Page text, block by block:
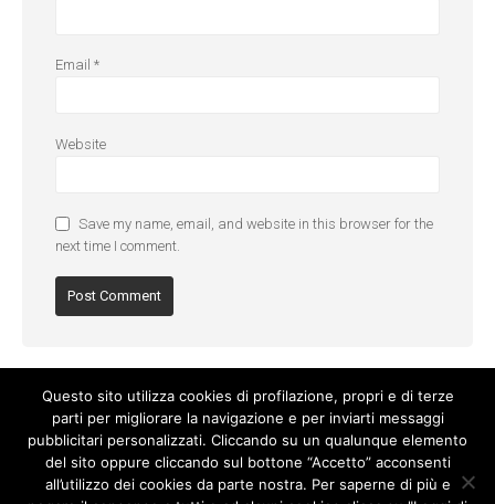
Email *
Website
Save my name, email, and website in this browser for the
next time I comment.
Questo sito utilizza cookies di profilazione, propri e di terze
parti per migliorare la navigazione e per inviarti messaggi
pubblicitari personalizzati. Cliccando su un qualunque elemento
del sito oppure cliccando sul bottone “Accetto” acconsenti
all’utilizzo dei cookies da parte nostra. Per saperne di più e